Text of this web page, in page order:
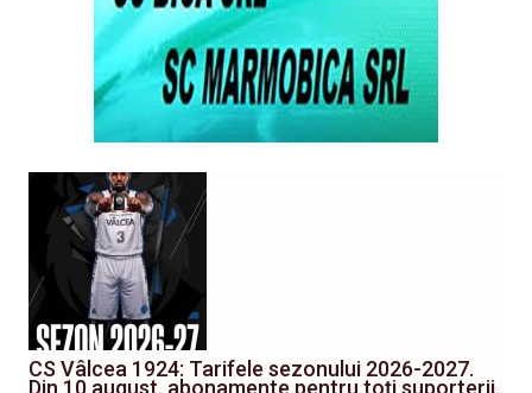
CS Vâlcea 1924: Tarifele sezonului 2026-2027.
Din 10 august, abonamente pentru toți suporterii,